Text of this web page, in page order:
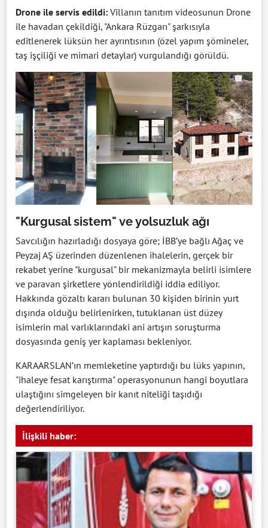
Drone ile servis edildi: Villanın tanıtım videosunun Drone
ile havadan çekildiği, "Ankara Rüzgarı" şarkısıyla
editlenerek lüksün her ayrıntısının (özel yapım şömineler,
taş işçiliği ve mimari detaylar) vurgulandığı görüldü.
"Kurgusal sistem" ve yolsuzluk ağı
Savcılığın hazırladığı dosyaya göre; İBB’ye bağlı Ağaç ve
Peyzaj AŞ üzerinden düzenlenen ihalelerin, gerçek bir
rekabet yerine "kurgusal" bir mekanizmayla belirli isimlere
ve paravan şirketlere yönlendirildiği iddia ediliyor.
Hakkında gözaltı kararı bulunan 30 kişiden birinin yurt
dışında olduğu belirlenirken, tutuklanan üst düzey
isimlerin mal varlıklarındaki ani artışın soruşturma
dosyasında geniş yer kaplaması bekleniyor.
KARAARSLAN’ın memleketine yaptırdığı bu lüks yapının,
"ihaleye fesat karıştırma" operasyonunun hangi boyutlara
ulaştığını simgeleyen bir kanıt niteliği taşıdığı
değerlendiriliyor.
İlişkili haber: